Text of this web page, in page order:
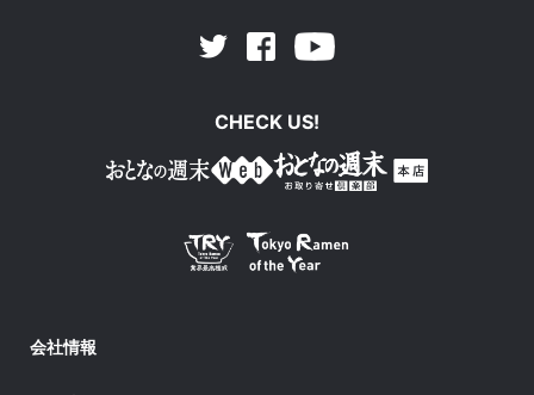
Twitter Facebook
CHECK US!
会社情報